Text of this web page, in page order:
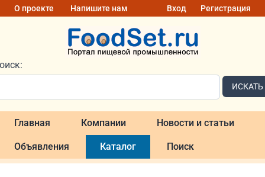
О проекте Напишите нам Вход Регистрация
ИСКАТЬ
Главная Компании Новости и статьи
Объявления Каталог Поиск